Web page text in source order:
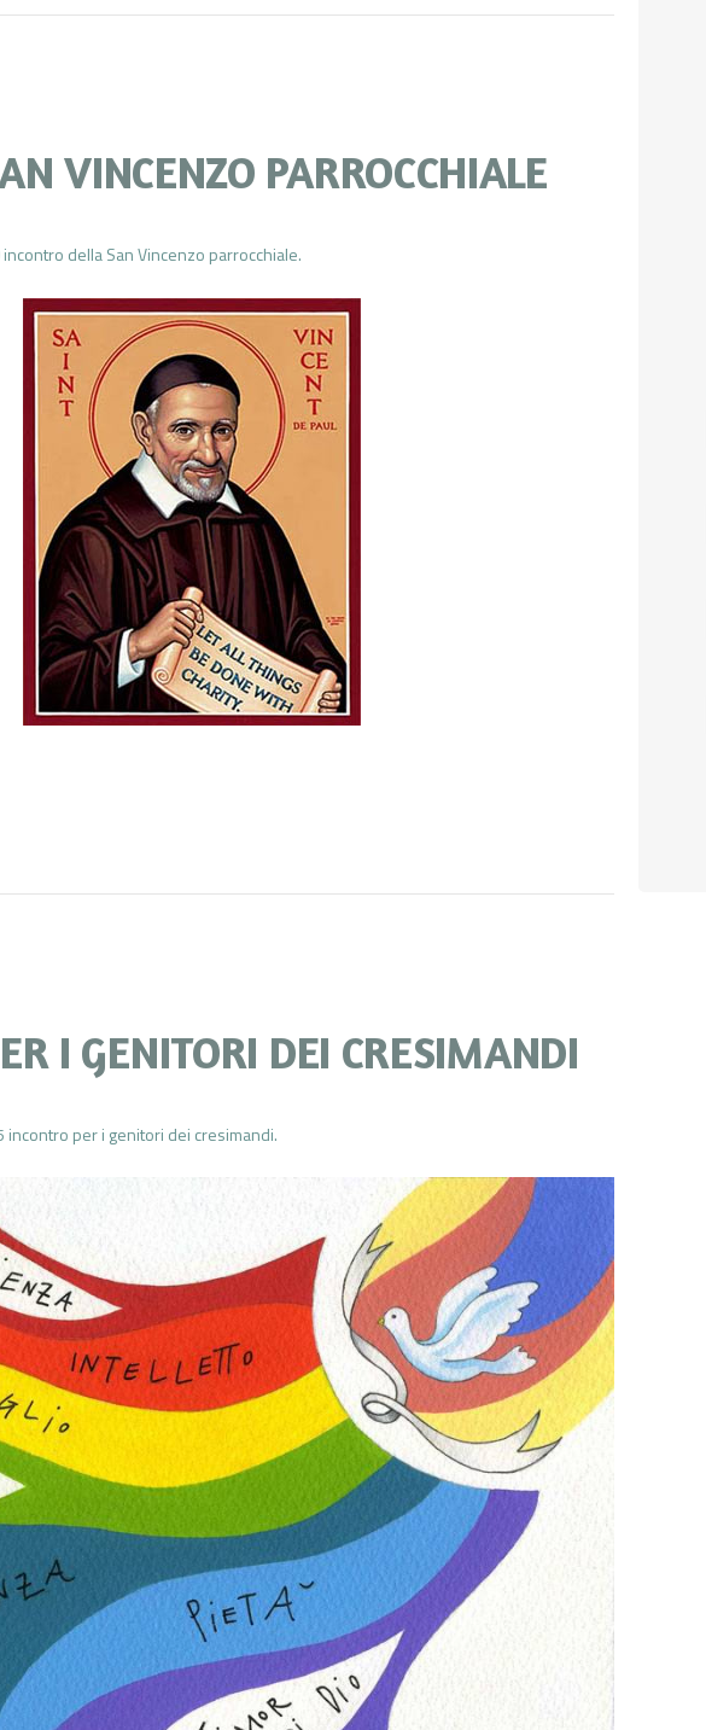
VINCENZO PARROCCHIALE
della San Vincenzo parrocchiale.
I GENITORI DEI CRESIMANDI
incontro per i genitori dei cresimandi.